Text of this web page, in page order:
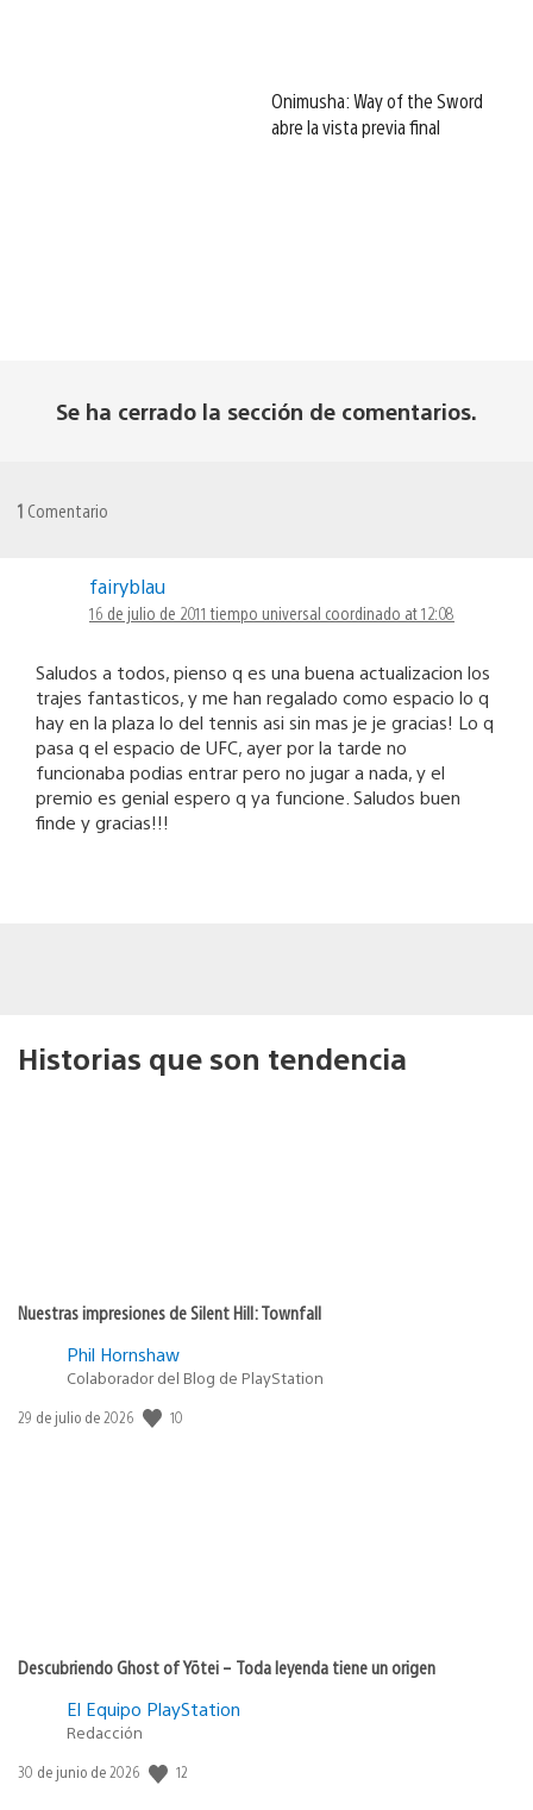
Onimusha: Way of the Sword
abre la vista previa final
Se ha cerrado la sección de comentarios.
1 Comentario
fairyblau
16 de julio de 2011 tiempo universal coordinado at 12:08
Saludos a todos, pienso q es una buena actualizacion los
trajes fantasticos, y me han regalado como espacio lo q
hay en la plaza lo del tennis asi sin mas je je gracias! Lo q
pasa q el espacio de UFC, ayer por la tarde no
funcionaba podias entrar pero no jugar a nada, y el
premio es genial espero q ya funcione. Saludos buen
finde y gracias!!!
Historias que son tendencia
Nuestras impresiones de Silent Hill: Townfall
Phil Hornshaw
Colaborador del Blog de PlayStation
Fecha
29 de julio de 2026 10
Descubriendo Ghost of Yōtei – Toda leyenda tiene un origen
El Equipo PlayStation
Redacción
Fecha
30 de junio de 2026 12